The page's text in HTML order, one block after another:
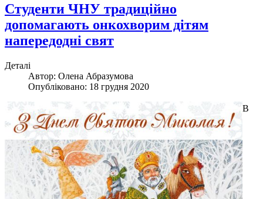
Студенти ЧНУ традиційно
допомагають онкохворим дітям
напередодні свят
Деталі
Автор: Олена Абразумова
Опубліковано: 18 грудня 2020
В